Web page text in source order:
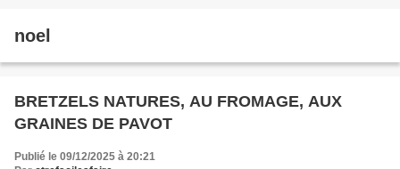
noel
BRETZELS NATURES, AU FROMAGE, AUX
GRAINES DE PAVOT
Publié le 09/12/2025 à 20:21